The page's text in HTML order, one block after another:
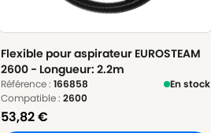
Flexible pour aspirateur EUROSTEAM
2600 - Longueur: 2.2m
Référence : 166858
En stock
Compatible : 2600
53,82€